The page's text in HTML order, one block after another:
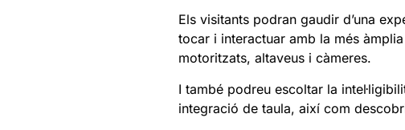
Els visitants podran gaudir d’una
tocar i interactuar amb la més
motoritzats, altaveus i càmeres.
I també podreu escoltar la
integració de taula, així com